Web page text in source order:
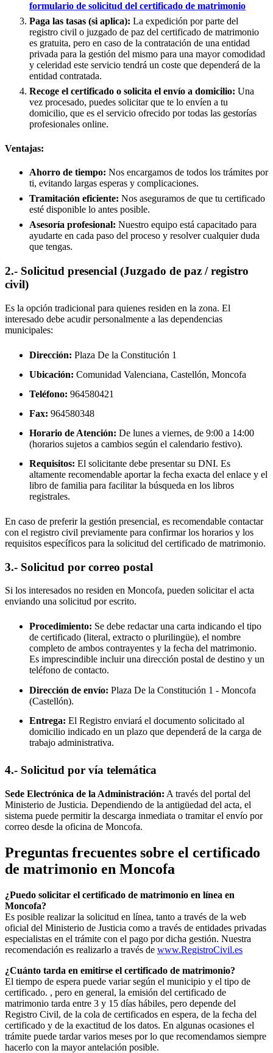
formulario de solicitud del certificado de matrimonio
Paga las tasas (si aplica): La expedición por parte del
registro civil o juzgado de paz del certificado de matrimonio
es gratuita, pero en caso de la contratación de una entidad
privada para la gestión del mismo para una mayor comodidad
y celeridad este servicio tendrá un coste que dependerá de la
entidad contratada.
Recoge el certificado o solicita el envío a domicilio: Una
vez procesado, puedes solicitar que te lo envíen a tu
domicilio, que es el servicio ofrecido por todas las gestorías
profesionales online.
Ventajas:
Ahorro de tiempo: Nos encargamos de todos los trámites por
ti, evitando largas esperas y complicaciones.
Tramitación eficiente: Nos aseguramos de que tu certificado
esté disponible lo antes posible.
Asesoría profesional: Nuestro equipo está capacitado para
ayudarte en cada paso del proceso y resolver cualquier duda
que tengas.
2.- Solicitud presencial (Juzgado de paz / registro
civil)
Es la opción tradicional para quienes residen en la zona. El
interesado debe acudir personalmente a las dependencias
municipales:
Dirección: Plaza De la Constitución 1
Ubicación: Comunidad Valenciana, Castellón, Moncofa
Teléfono: 964580421
Fax: 964580348
Horario de Atención: De lunes a viernes, de 9:00 a 14:00
(horarios sujetos a cambios según el calendario festivo).
Requisitos: El solicitante debe presentar su DNI. Es
altamente recomendable aportar la fecha exacta del enlace y el
libro de familia para facilitar la búsqueda en los libros
registrales.
En caso de preferir la gestión presencial, es recomendable contactar
con el registro civil previamente para confirmar los horarios y los
requisitos específicos para la solicitud del certificado de matrimonio.
3.- Solicitud por correo postal
Si los interesados no residen en Moncofa, pueden solicitar el acta
enviando una solicitud por escrito.
Procedimiento: Se debe redactar una carta indicando el tipo
de certificado (literal, extracto o plurilingüe), el nombre
completo de ambos contrayentes y la fecha del matrimonio.
Es imprescindible incluir una dirección postal de destino y un
teléfono de contacto.
Dirección de envío: Plaza De la Constitución 1 - Moncofa
(Castellón).
Entrega: El Registro enviará el documento solicitado al
domicilio indicado en un plazo que dependerá de la carga de
trabajo administrativa.
4.- Solicitud por vía telemática
Sede Electrónica de la Administración: A través del portal del
Ministerio de Justicia. Dependiendo de la antigüedad del acta, el
sistema puede permitir la descarga inmediata o tramitar el envío por
correo desde la oficina de Moncofa.
Preguntas frecuentes sobre el certificado
de matrimonio en Moncofa
¿Puedo solicitar el certificado de matrimonio en línea en
Moncofa?
Es posible realizar la solicitud en línea, tanto a través de la web
oficial del Ministerio de Justicia como a través de entidades privadas
especialistas en el trámite con el pago por dicha gestión. Nuestra
recomendación es realizarlo a través de www.RegistroCivil.es
¿Cuánto tarda en emitirse el certificado de matrimonio?
El tiempo de espera puede variar según el municipio y el tipo de
certificado. , pero en general, la emisión del certificado de
matrimonio tarda entre 3 y 15 días hábiles, pero depende del
Registro Civil, de la cola de certificados en espera, de la fecha del
certificado y de la exactitud de los datos. En algunas ocasiones el
trámite puede tardar varios meses por lo que recomendamos siempre
hacerlo con la mayor antelación posible.